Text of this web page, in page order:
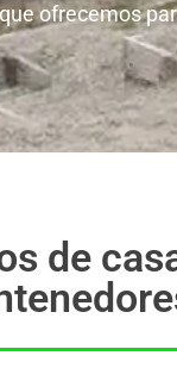
ofrecemos
de